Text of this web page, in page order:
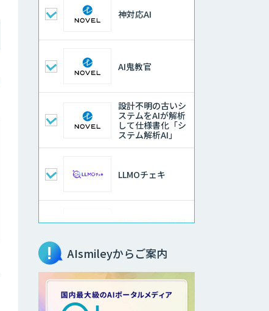
神対応AI
AI鬼教官
設計不明の古いシ
ステムをAIが解析
して仕様書化「シ
ステム解析AI」
LLMOチェキ
AIエージェント開
AIエンジニアアカ
デミー（バイブコ
ーディング研修）
AIsmileyからご案内